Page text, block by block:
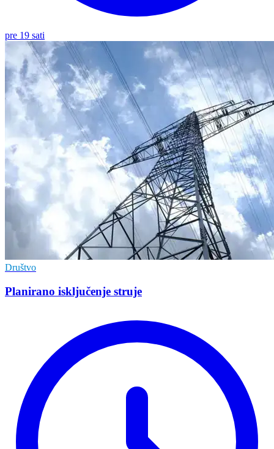
pre 19 sati
Društvo
Planirano isključenje struje